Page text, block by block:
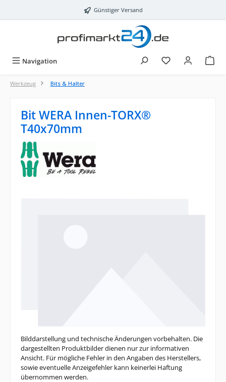
Günstiger Versand
Navigation
Werkzeug Bits & Halter
Bit WERA Innen-TORX®
T40x70mm
Bilddarstellung und technische Änderungen vorbehalten. Die
dargestellten Produktbilder dienen nur zur informativen
Ansicht. Für mögliche Fehler in den Angaben des Herstellers,
sowie eventuelle Anzeigefehler kann keinerlei Haftung
übernommen werden.